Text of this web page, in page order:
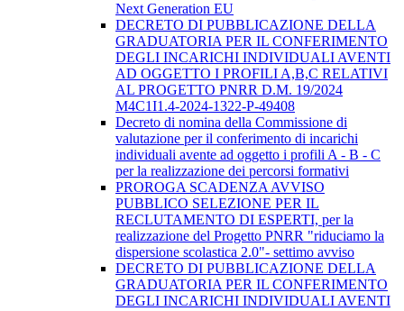
Next Generation EU
DECRETO DI PUBBLICAZIONE DELLA
GRADUATORIA PER IL CONFERIMENTO
DEGLI INCARICHI INDIVIDUALI AVENTI
AD OGGETTO I PROFILI A,B,C RELATIVI
AL PROGETTO PNRR D.M. 19/2024
M4C1I1.4-2024-1322-P-49408
Decreto di nomina della Commissione di
valutazione per il conferimento di incarichi
individuali avente ad oggetto i profili A - B - C
per la realizzazione dei percorsi formativi
PROROGA SCADENZA AVVISO
PUBBLICO SELEZIONE PER IL
RECLUTAMENTO DI ESPERTI, per la
realizzazione del Progetto PNRR "riduciamo la
dispersione scolastica 2.0"- settimo avviso
DECRETO DI PUBBLICAZIONE DELLA
GRADUATORIA PER IL CONFERIMENTO
DEGLI INCARICHI INDIVIDUALI AVENTI